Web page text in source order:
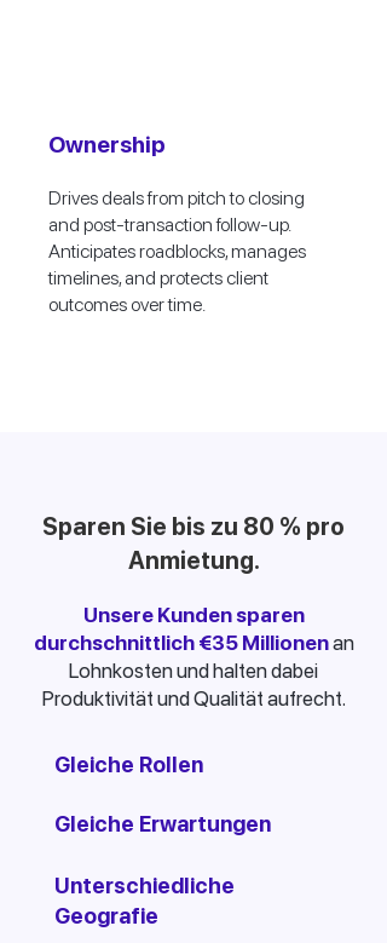
Ownership
Drives deals from pitch to closing
and post-transaction follow-up.
Anticipates roadblocks, manages
timelines, and protects client
outcomes over time.
Sparen Sie bis zu 80 % pro
Anmietung.
Unsere Kunden sparen
durchschnittlich €35 Millionenan
Lohnkosten und halten dabei
Produktivität und Qualität aufrecht.
Gleiche Rollen
Gleiche Erwartungen
Unterschiedliche
Geografie